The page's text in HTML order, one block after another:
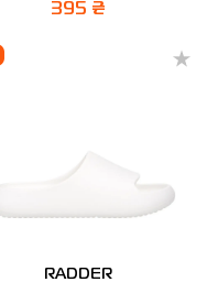
395 ₴
RADDER